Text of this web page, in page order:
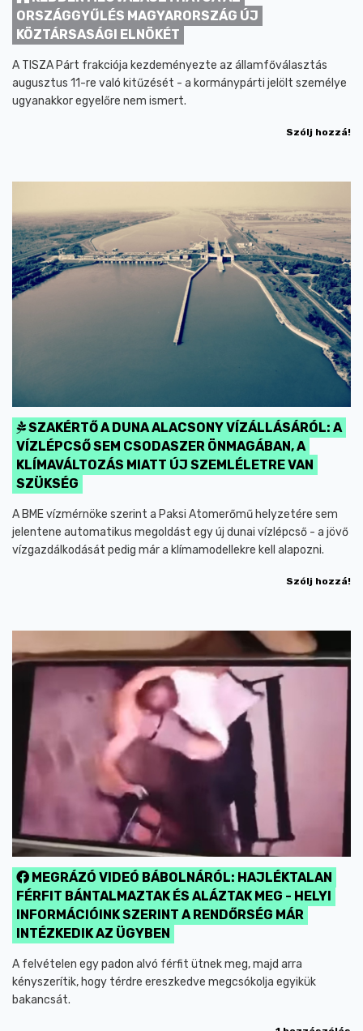
ORSZÁGGYŰLÉS MAGYARORSZÁG ÚJ
KÖZTÁRSASÁGI ELNÖKÉT
A TISZA Párt frakciója kezdeményezte az államfőválasztás
augusztus 11-re való kitűzését - a kormánypárti jelölt személye
ugyanakkor egyelőre nem ismert.
Szólj hozzá!
SZAKÉRTŐ A DUNA ALACSONY VÍZÁLLÁSÁRÓL: A
VÍZLÉPCSŐ SEM CSODASZER ÖNMAGÁBAN, A
KLÍMAVÁLTOZÁS MIATT ÚJ SZEMLÉLETRE VAN
SZÜKSÉG
A BME vízmérnöke szerint a Paksi Atomerőmű helyzetére sem
jelentene automatikus megoldást egy új dunai vízlépcső - a jövő
vízgazdálkodását pedig már a klímamodellekre kell alapozni.
Szólj hozzá!
MEGRÁZÓ VIDEÓ BÁBOLNÁRÓL: HAJLÉKTALAN
FÉRFIT BÁNTALMAZTAK ÉS ALÁZTAK MEG - HELYI
INFORMÁCIÓINK SZERINT A RENDŐRSÉG MÁR
INTÉZKEDIK AZ ÜGYBEN
A felvételen egy padon alvó férfit ütnek meg, majd arra
kényszerítik, hogy térdre ereszkedve megcsókolja egyikük
bakancsát.